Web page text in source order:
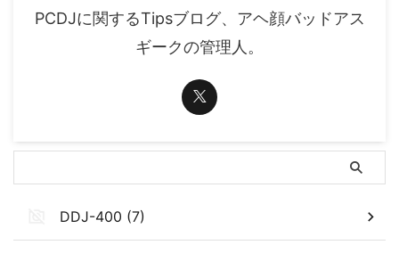
PCDJに関するTipsブログ、アヘ顔バッドアス
ギークの管理人。
DDJ-400 (7)